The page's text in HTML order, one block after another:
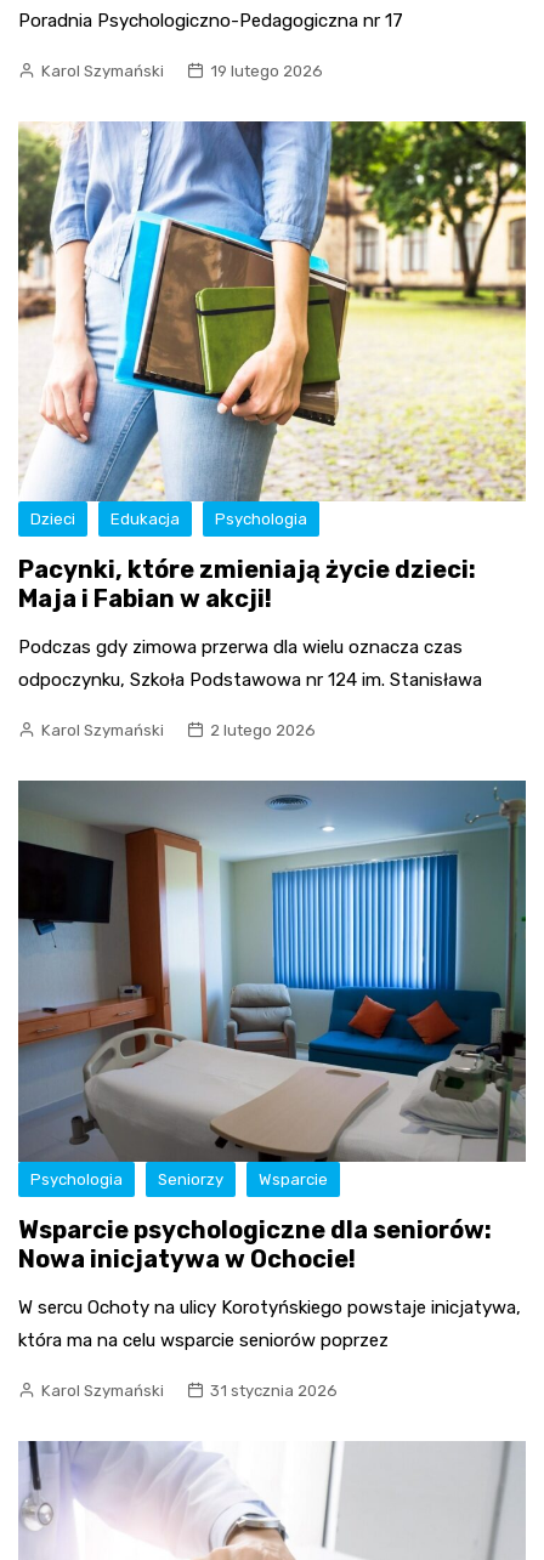
Poradnia Psychologiczno-Pedagogiczna nr 17
Karol Szymański 19 lutego 2026
Dzieci Edukacja Psychologia
Pacynki, które zmieniają życie dzieci:
Maja i Fabian w akcji!
Podczas gdy zimowa przerwa dla wielu oznacza czas
odpoczynku, Szkoła Podstawowa nr 124 im. Stanisława
Karol Szymański 2 lutego 2026
Psychologia Seniorzy Wsparcie
Wsparcie psychologiczne dla seniorów:
Nowa inicjatywa w Ochocie!
W sercu Ochoty na ulicy Korotyńskiego powstaje inicjatywa,
która ma na celu wsparcie seniorów poprzez
Karol Szymański 31 stycznia 2026